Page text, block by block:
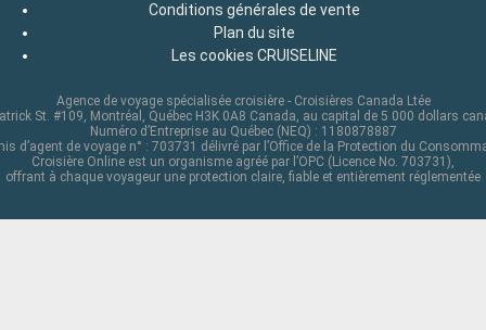
Conditions générales de vente
Plan du site
Les cookies CRUISELINE
Agence de voyage spécialisée croisière - Croisières Canada Ltée
St. #109, Montréal, Québec H3K 0A8 Canada, au capital de 5 000 dollars
Numéro d’Entreprise au Québec (NEQ) : 1180878887
d’agent de voyage n° : 703731 délivré par l’Office de la Protection du
Croisière Online est un organisme agréé par l’OPC (Licence No. 703731),
offrant à chaque voyageur une protection claire, fiable et entièrement réglementée